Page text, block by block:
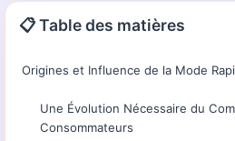
📋 Table des matières
Origines et Influence de la Mode
Une Évolution Nécessaire du
Consommateurs